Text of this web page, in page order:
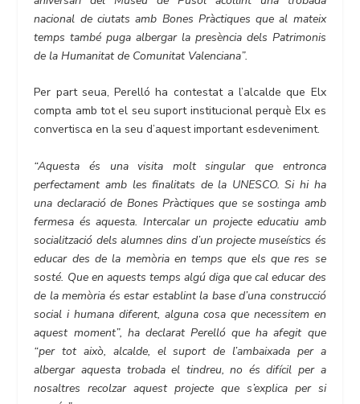
nacional de ciutats amb Bones Pràctiques que al mateix
temps també puga albergar la presència dels Patrimonis
de la Humanitat de Comunitat Valenciana”.
Per part seua, Perelló ha contestat a l’alcalde que Elx
compta amb tot el seu suport institucional perquè Elx es
convertisca en la seu d’aquest important esdeveniment.
“Aquesta és una visita molt singular que entronca
perfectament amb les finalitats de la UNESCO. Si hi ha
una declaració de Bones Pràctiques que se sostinga amb
fermesa és aquesta. Intercalar un projecte educatiu amb
socialització dels alumnes dins d’un projecte museístics és
educar des de la memòria en temps que els que res se
sosté. Que en aquests temps algú diga que cal educar des
de la memòria és estar establint la base d’una construcció
social i humana diferent, alguna cosa que necessitem en
aquest moment”, ha declarat Perelló que ha afegit que
“per tot això, alcalde, el suport de l’ambaixada per a
albergar aquesta trobada el tindreu, no és difícil per a
nosaltres recolzar aquest projecte que s’explica per si